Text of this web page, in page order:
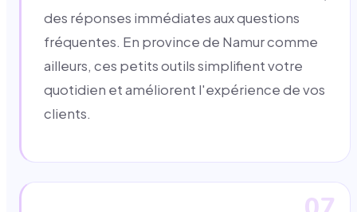
des réponses immédiates aux questions
fréquentes. En province de Namur comme
ailleurs, ces petits outils simplifient votre
quotidien et améliorent l'expérience de vos
clients.